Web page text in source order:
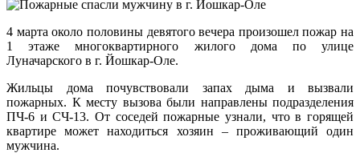
4 марта около половины девятого вечера произошел пожар на
1 этаже многоквартирного жилого дома по улице
Луначарского в г. Йошкар-Оле.
Жильцы дома почувствовали запах дыма и вызвали
пожарных. К месту вызова были направлены подразделения
ПЧ-6 и СЧ-13. От соседей пожарные узнали, что в горящей
квартире может находиться хозяин – проживающий один
мужчина.